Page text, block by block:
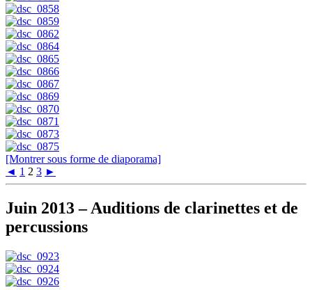
[Montrer sous forme de diaporama]
◄ 1 2 3 ►
Juin 2013 – Auditions de clarinettes et de
percussions